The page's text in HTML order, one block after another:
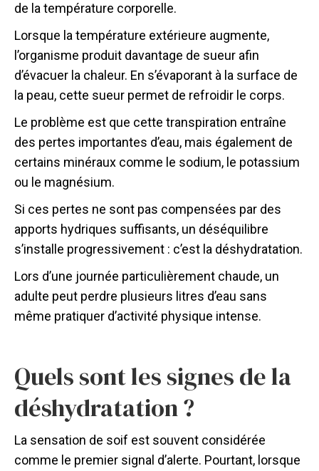
de la température corporelle.
Lorsque la température extérieure augmente,
l’organisme produit davantage de sueur afin
d’évacuer la chaleur. En s’évaporant à la surface de
la peau, cette sueur permet de refroidir le corps.
Le problème est que cette transpiration entraîne
des pertes importantes d’eau, mais également de
certains minéraux comme le sodium, le potassium
ou le magnésium.
Si ces pertes ne sont pas compensées par des
apports hydriques suffisants, un déséquilibre
s’installe progressivement : c’est la déshydratation.
Lors d’une journée particulièrement chaude, un
adulte peut perdre plusieurs litres d’eau sans
même pratiquer d’activité physique intense.
Quels sont les signes de la
déshydratation ?
La sensation de soif est souvent considérée
comme le premier signal d’alerte. Pourtant, lorsque